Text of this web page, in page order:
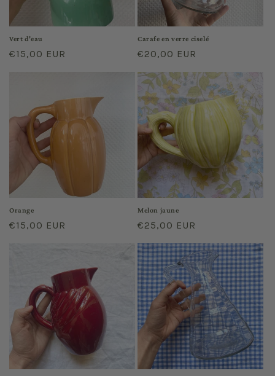
o
n
:
Vert d'eau
Prix
€15,00 EUR
Carafe en verre ciselé
Prix
€20,00 EUR
Orange
Prix
€15,00 EUR
Melon jaune
Prix
€25,00 EUR